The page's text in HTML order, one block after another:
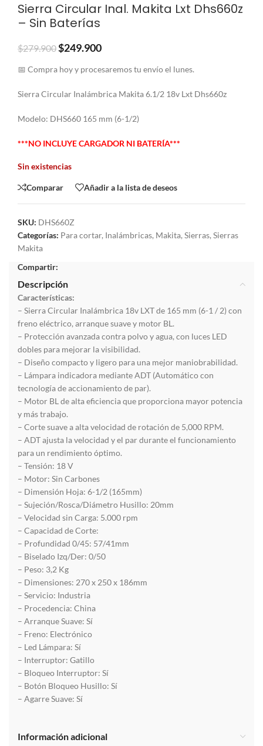
Sierra Circular Inal. Makita Lxt Dhs660z
– Sin Baterías
$279.900$249.900
📅 Compra hoy y procesaremos tu envío el lunes.
Sierra Circular Inalámbrica Makita 6.1/2 18v Lxt Dhs660z
Modelo: DHS660 165 mm (6-1/2)
***NO INCLUYE CARGADOR NI BATERÍA***
Sin existencias
Comparar Añadir a la lista de deseos
SKU: DHS660Z
Categorías: Para cortar, Inalámbricas, Makita, Sierras, Sierras
Makita
Compartir:
Descripción
Características:
– Sierra Circular Inalámbrica 18v LXT de 165 mm (6-1 / 2) con
freno eléctrico, arranque suave y motor BL.
– Protección avanzada contra polvo y agua, con luces LED
dobles para mejorar la visibilidad.
– Diseño compacto y ligero para una mejor maniobrabilidad.
– Lámpara indicadora mediante ADT (Automático con
tecnología de accionamiento de par).
– Motor BL de alta eficiencia que proporciona mayor potencia
y más trabajo.
– Corte suave a alta velocidad de rotación de 5,000 RPM.
– ADT ajusta la velocidad y el par durante el funcionamiento
para un rendimiento óptimo.
– Tensión: 18 V
– Motor: Sin Carbones
– Dimensión Hoja: 6-1/2 (165mm)
– Sujeción/Rosca/Diámetro Husillo: 20mm
– Velocidad sin Carga: 5.000 rpm
– Capacidad de Corte:
– Profundidad 0/45: 57/41mm
– Biselado Izq/Der: 0/50
– Peso: 3,2 Kg
– Dimensiones: 270 x 250 x 186mm
– Servicio: Industria
– Procedencia: China
– Arranque Suave: Sí
– Freno: Electrónico
– Led Lámpara: Sí
– Interruptor: Gatillo
– Bloqueo Interruptor: Sí
– Botón Bloqueo Husillo: Sí
– Agarre Suave: Sí
Información adicional